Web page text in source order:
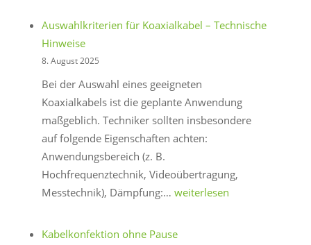
Koaxialkabel
gute
sind
Auswahlkriterien für Koaxialkabel – Technische
Hinweise
8. August 2025
Bei der Auswahl eines geeigneten
Koaxialkabels ist die geplante Anwendung
maßgeblich. Techniker sollten insbesondere
auf folgende Eigenschaften achten:
Anwendungsbereich (z. B.
Hochfrequenztechnik, Videoübertragung,
Messtechnik), Dämpfung:… Auswahlkriterien
weiterlesen
Kabelkonfektion ohne Pause